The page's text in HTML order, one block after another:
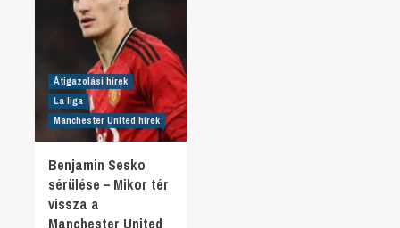
Átigazolási hírek
La liga
Manchester United hírek
Benjamin Sesko
sérülése – Mikor tér
vissza a
Manchester United